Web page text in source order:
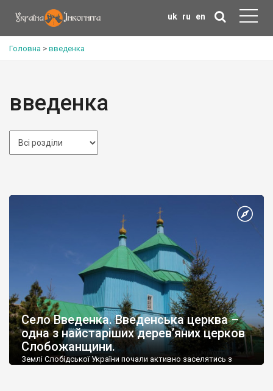
uk ru en
Головна > введенка
введенка
Село Введенка. Введенська церква –
одна з найстаріших дерев’яних церков
Слобожанщини.
Землі Слобідської України почали активно заселятись з